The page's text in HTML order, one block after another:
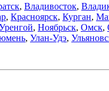
, Владивосток,
, Красноярск, Курган,
, Ноябрьск, Омск,
, Улан-Удэ,